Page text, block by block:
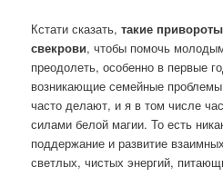
Кстати сказать,такие
свекрови, чтобы помочь
преодолеть, особенно в первые
возникающие семейные
часто делают, и я в том числе
силами белой магии. То есть
поддержание и развитие
светлых, чистых энергий,